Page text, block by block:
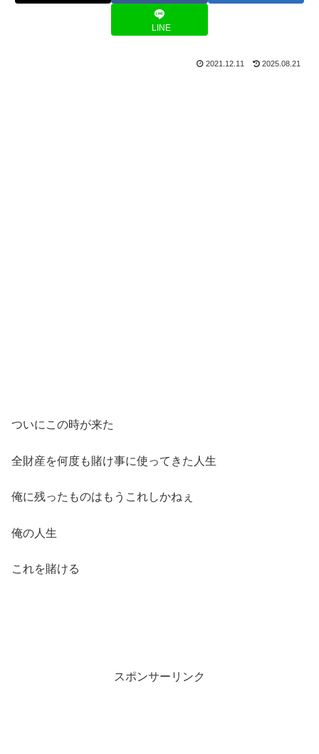
LINE
2021.12.11 2025.08.21
ついにこの時が来た
全財産を何度も賭け事に使ってきた人生
俺に残ったものはもうこれしかねぇ
俺の人生
これを賭ける
スポンサーリンク